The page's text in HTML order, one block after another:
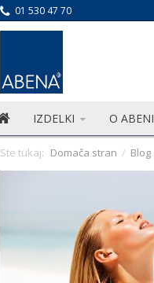
01 530 47 70
IZDELKI O ABENI
Ste tukaj: Domača stran / Blog